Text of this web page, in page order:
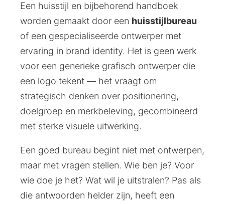
Een huisstijl en bijbehorend handboek
worden gemaakt door een huisstijlbureau
of een gespecialiseerde ontwerper met
ervaring in brand identity. Het is geen werk
voor een generieke grafisch ontwerper die
een logo tekent — het vraagt om
strategisch denken over positionering,
doelgroep en merkbeleving, gecombineerd
met sterke visuele uitwerking.
Een goed bureau begint niet met ontwerpen,
maar met vragen stellen. Wie ben je? Voor
wie doe je het? Wat wil je uitstralen? Pas als
die antwoorden helder zijn, heeft een